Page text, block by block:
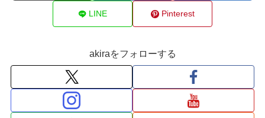
LINE Pinterest
akiraをフォローする